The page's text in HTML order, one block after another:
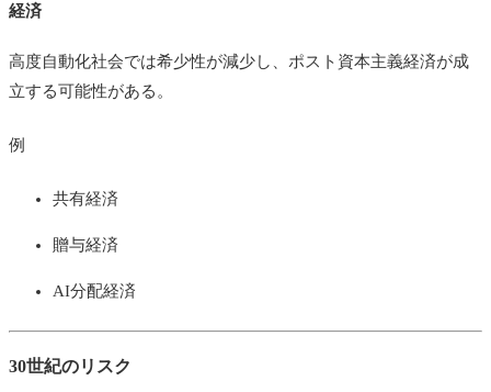
経済
高度自動化社会では希少性が減少し、ポスト資本主義経済が成
立する可能性がある。
例
共有経済
贈与経済
AI分配経済
30世紀のリスク